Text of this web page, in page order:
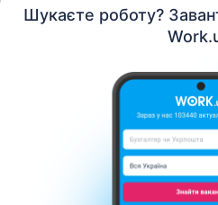
Шукаєте роботу?